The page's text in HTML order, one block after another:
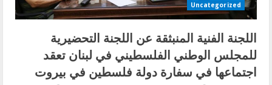
Uncategorized
اللجنة الفنية المنبثقة عن اللجنة التحضيرية
للمجلس الوطني الفلسطيني في لبنان تعقد
اجتماعها في سفارة دولة فلسطين في بيروت